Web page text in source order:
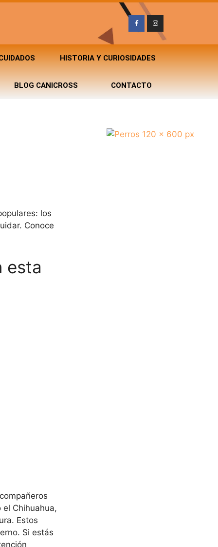
HISTORIA Y CURIOSIDADES
BLOG CANICROSS CONTACTO
los
Conoce
esta
Chihuahua,
Estos
Si estás